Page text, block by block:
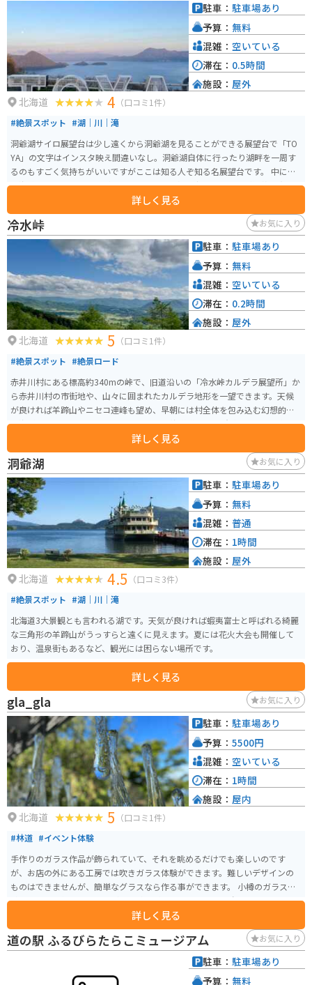
北海道 4 （口コミ1件）
#絶景スポット #湖｜川｜滝
洞爺湖サイロ展望台は少し遠くから洞爺湖を見ることができる展望台で「TO
YA」の文字はインスタ映え間違いなし。洞爺湖自体に行ったり湖畔を一周す
るのもすごく気持ちがいいですがここは知る人ぞ知る名展望台です。 中には
北海道ならではのお土産が多数あります。ご飯は少し高いですが洞爺で育っ
た牛を使ったすき焼きや、海の幸を使った鍋があります。
詳しく見る
駐車： 駐車場あり
予算： 無料
混雑： 空いている
滞在： 0.5時間
施設： 屋外
冷水峠 お気に入り
北海道 5 （口コミ1件）
#絶景スポット #絶景ロード
赤井川村にある標高約340mの峠で、旧道沿いの「冷水峠カルデラ展望所」か
ら赤井川村の市街地や、山々に囲まれたカルデラ地形を一望できます。天候
が良ければ羊蹄山やニセコ連峰も望め、早朝には村全体を包み込む幻想的な
雲海が見られることもあります。 現在の北海道道36号は冷水トンネルを通る
ため、展望所へ行く場合はトンネル手前から旧道の「村道冷水峠線」に入り
ます。バイクでも通行できますが、道幅が狭く、路面に砂や落ち葉が残って
いることもあるため注意が必要です。展望所には小さな駐車スペースがあり
ますが、トイレや売店はありません。旧道は冬期通行止めになるため、訪れ
る前に最新の道路情報を確認してください。
詳しく見る
駐車： 駐車場あり
予算： 無料
混雑： 空いている
滞在： 0.2時間
施設： 屋外
洞爺湖 お気に入り
北海道 4.5 （口コミ3件）
#絶景スポット #湖｜川｜滝
北海道3大景観とも言われる湖です。天気が良ければ蝦夷富士と呼ばれる綺麗
な三角形の羊蹄山がうっすらと遠くに見えます。夏には花火大会も開催して
おり、温泉街もあるなど、観光には困らない場所です。
詳しく見る
駐車： 駐車場あり
予算： 無料
混雑： 普通
滞在： 1時間
施設： 屋外
gla_gla お気に入り
北海道 5 （口コミ1件）
#林道 #イベント体験
手作りのガラス作品が飾られていて、それを眺めるだけでも楽しいのです
が、お店の外にある工房では吹きガラス体験ができます。難しいデザインの
ものはできませんが、簡単なグラスなら作る事ができます。 小樽のガラス体
験とは違い、作業のほとんどを体験者が行うので、もし失敗したとしてもそ
のまま形になります。もちろんスタッフがキチンと指導するのでご安心下さ
い。出来上がった作品は後日郵送か取りに行く事ができます。この世にひと
つだけの自分の作品を作れます。 また、お店に展示している作品は購入する
事も可能です。庭に設置している吊るされたガラス作品達は風が吹くと綺麗
な音色を放ちます。天気の良い日に行くのがオススメです。
詳しく見る
駐車： 駐車場あり
予算： 5500円
混雑： 空いている
滞在： 1時間
施設： 屋内
道の駅 ふるびらたらこミュージアム お気に入り
駐車： 駐車場あり
予算： 無料